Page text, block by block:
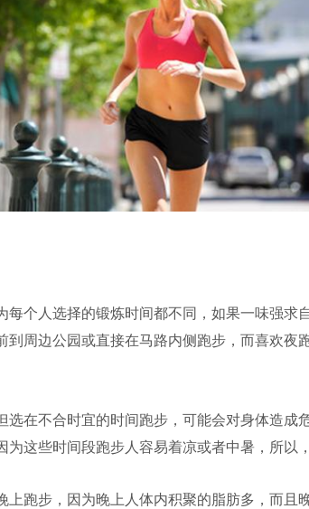
每个人选择的锻炼时间都不同，如果一味强求
到周边公园或直接在马路内侧跑步，而喜欢夜
选在不合时宜的时间跑步，可能会对身体造成
这些时间段跑步人容易着凉或者中暑，所以
上跑步，因为晚上人体内积聚的脂肪多，而且